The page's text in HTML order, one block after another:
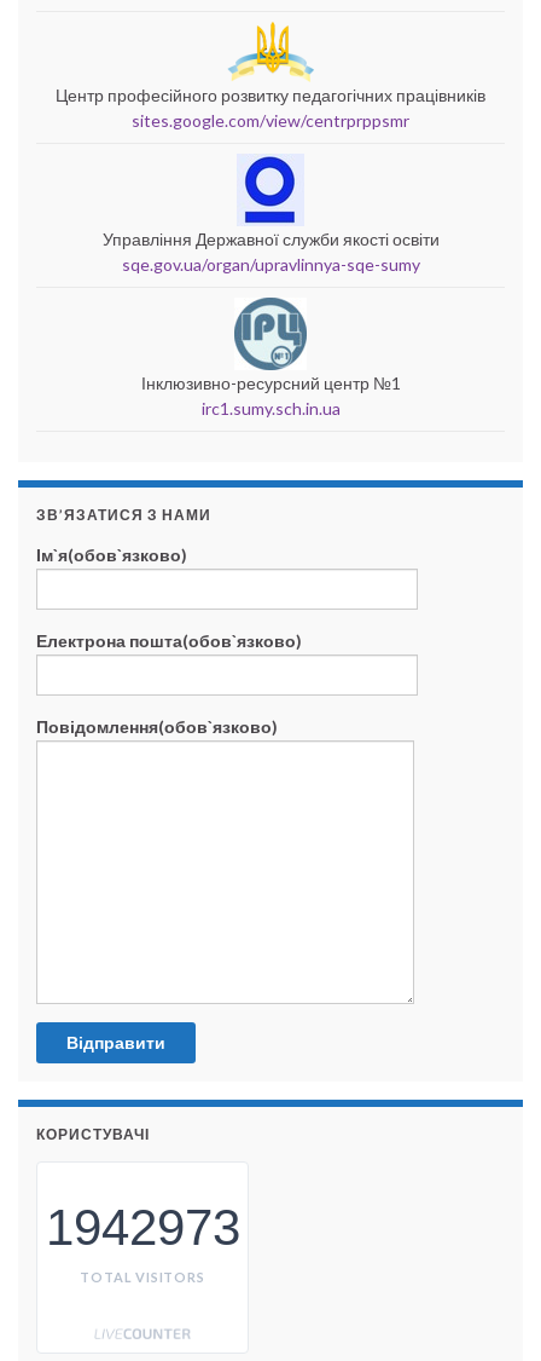
Центр професійного розвитку педагогічних працівників
sites.google.com/view/centrprppsmr
Управління Державної служби якості освіти
sqe.gov.ua/organ/upravlinnya-sqe-sumy
Інклюзивно-ресурсний центр №1
irc1.sumy.sch.in.ua
ЗВ’ЯЗАТИСЯ З НАМИ
Ім`я(обов`язково)
Електрона пошта(обов`язково)
Повідомлення(обов`язково)
КОРИСТУВАЧІ
1942973
TOTAL VISITORS